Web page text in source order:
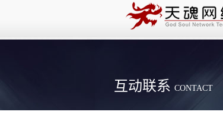
互动联系 CONTACT